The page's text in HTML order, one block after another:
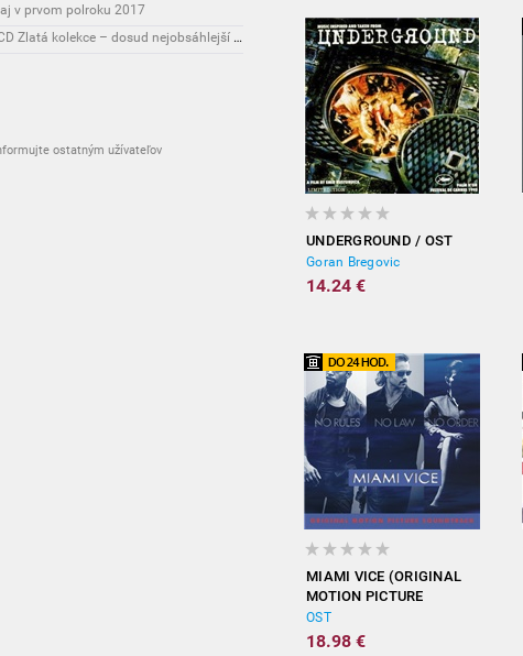
v prvom polroku 2017
Novinky: Osobnost Jiřího Maláska připomene 3CD Zlatá kolekce – dosud nejobsáhlejší soubor nahrávek legendárního umělce!
ostatným užívateľov
UNDERGROUND / OST
Goran Bregovic
14.24 €
MIAMI VICE (ORIGINAL
MOTION PICTURE
SOUNDTRACK)
OST
18.98 €